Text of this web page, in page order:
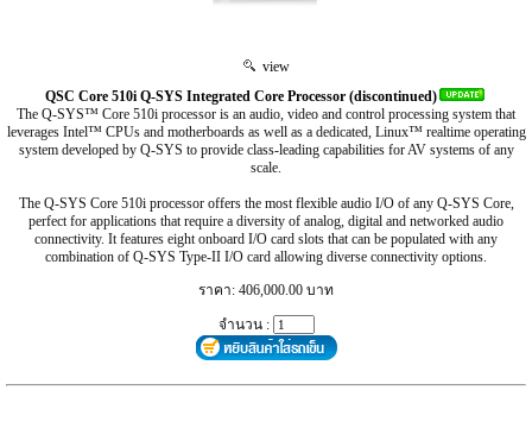
view
QSC Core 510i Q-SYS Integrated Core Processor (discontinued)
The Q-SYS™ Core 510i processor is an audio, video and control processing system that
leverages Intel™ CPUs and motherboards as well as a dedicated, Linux™ realtime operating
system developed by Q-SYS to provide class-leading capabilities for AV systems of any
scale.
The Q-SYS Core 510i processor offers the most flexible audio I/O of any Q-SYS Core,
perfect for applications that require a diversity of analog, digital and networked audio
connectivity. It features eight onboard I/O card slots that can be populated with any
combination of Q-SYS Type-II I/O card allowing diverse connectivity options.
ราคา: 406,000.00 บาท
จำนวน :